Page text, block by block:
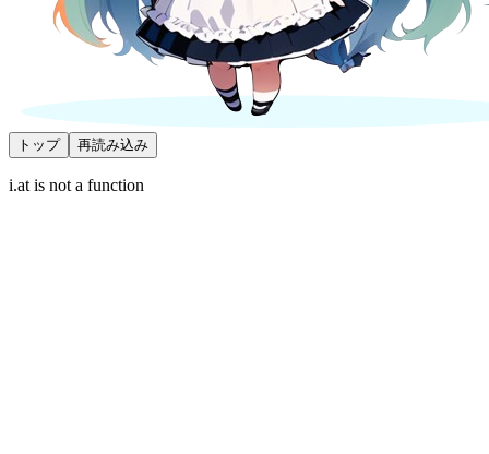
トップ 再読み込み
i.at is not a function